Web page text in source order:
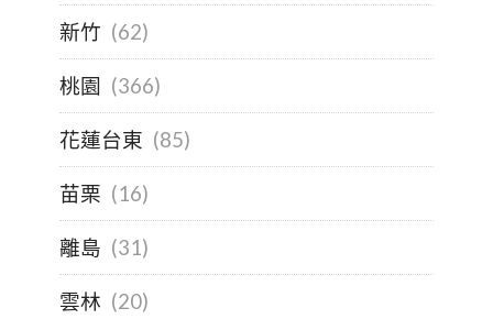
新竹 (62)
桃園 (366)
花蓮台東 (85)
苗栗 (16)
離島 (31)
雲林 (20)